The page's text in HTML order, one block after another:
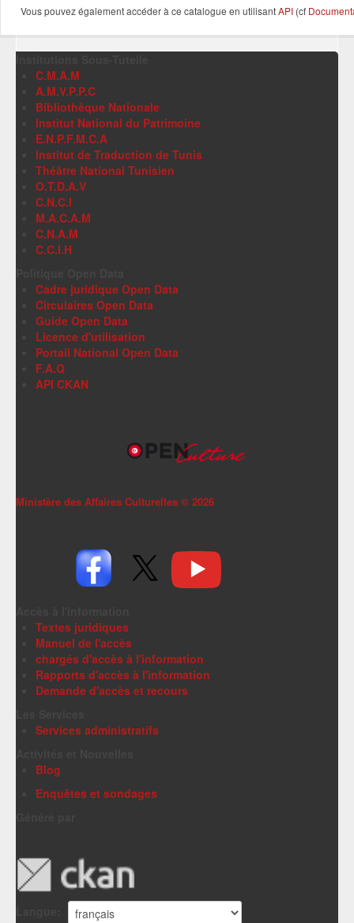
Vous pouvez également accéder à ce catalogue en utilisantAPI (cf
C.M.A.M
A.M.V.P.P.C
Bibliothèque Nationale
Institut National du Patrimoine
E.N.P.F.M.C.A
Institut de Traduction de Tunis
Théâtre National Tunisien
O.T.D.A.V
C.N.C.I
M.A.C.A.M
C.N.A.M
C.C.I.H
Cadre juridique Open Data
Circulaires Open Data
Guide Open Data
Licence d'utilisation
Portail National Open Data
F.A.Q
API CKAN
Ministère des Affaires Culturelles © 2026
Textes juridiques
Manuel de l'accès
chargés d'accès à l'information
Rapports d'accès à l'information
Demande d'accès et recours
Services administratifs
Blog
Enquêtes et sondages